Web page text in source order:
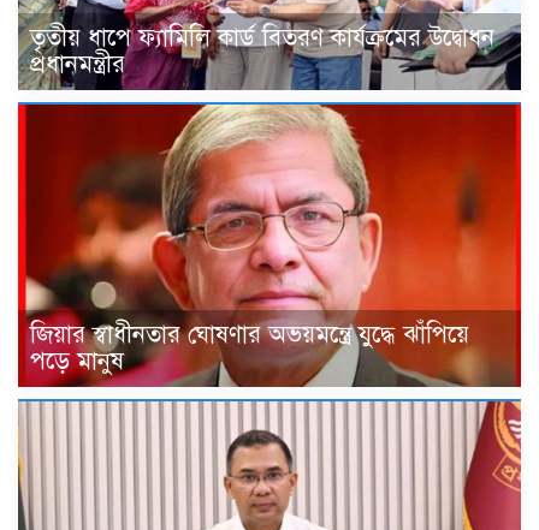
তৃতীয় ধাপে ফ্যামিলি কার্ড বিতরণ কার্যক্রমের উদ্বোধন
প্রধানমন্ত্রীর
জিয়ার স্বাধীনতার ঘোষণার অভয়মন্ত্রে যুদ্ধে ঝাঁপিয়ে
পড়ে মানুষ